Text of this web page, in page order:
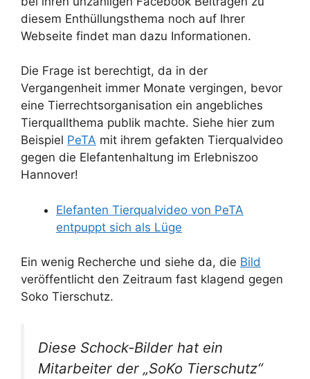
diesem Enthüllungsthema noch auf Ihrer
Webseite findet man dazu Informationen.
Die Frage ist berechtigt, da in der
Vergangenheit immer Monate vergingen, bevor
eine Tierrechtsorganisation ein angebliches
Tierquallthema publik machte. Siehe hier zum
Beispiel PeTA mit ihrem gefakten Tierqualvideo
gegen die Elefantenhaltung im Erlebniszoo
Hannover!
Elefanten Tierqualvideo von PeTA
entpuppt sich als Lüge
Ein wenig Recherche und siehe da, die Bild
veröffentlicht den Zeitraum fast klagend gegen
Soko Tierschutz.
Diese Schock-Bilder hat ein
Mitarbeiter der „SoKo Tierschutz“